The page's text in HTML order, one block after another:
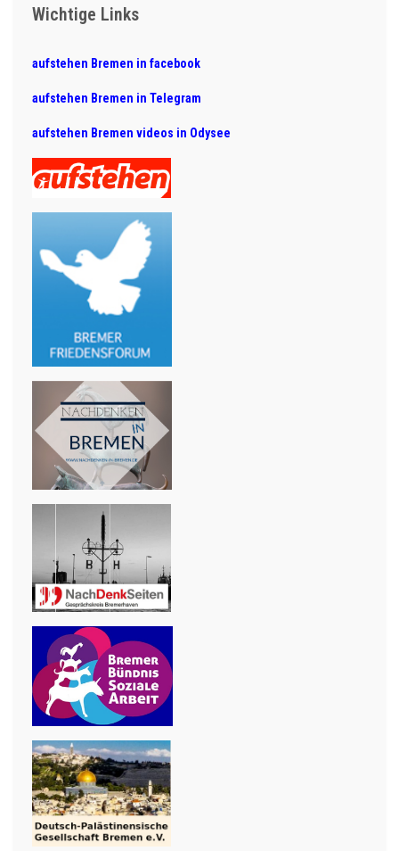
Wichtige Links
aufstehen Bremen in facebook
aufstehen Bremen in Telegram
aufstehen Bremen videos in Odysee